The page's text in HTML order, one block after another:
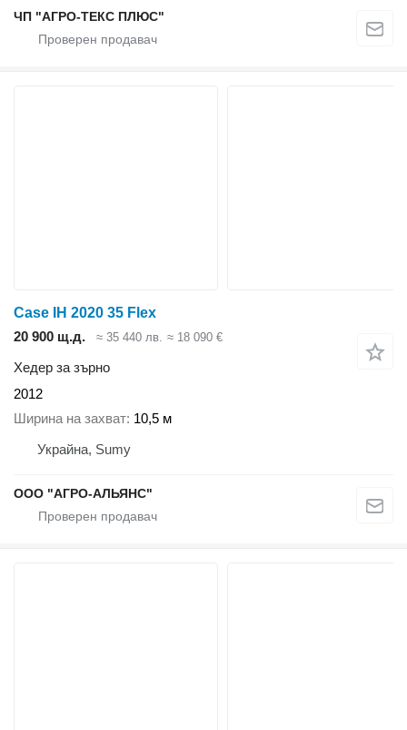
ЧП "АГРО-ТЕКС ПЛЮС"
Case IH 2020 35 Flex
20 900 щ.д.
≈ 35 440 лв. ≈ 18 090 €
Хедер за зърно
2012
Ширина на захват 10,5 м
Украйна, Sumy
ООО "АГРО-АЛЬЯНС"